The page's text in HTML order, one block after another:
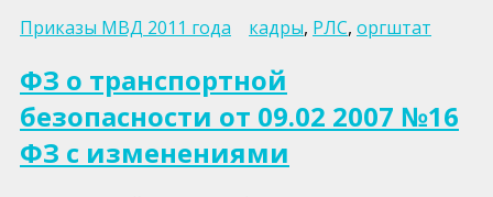
Приказы МВД 2011 года
кадры, РЛС, оргштат
ФЗ о транспортной
безопасности от 09.02 2007 №16
ФЗ с изменениями